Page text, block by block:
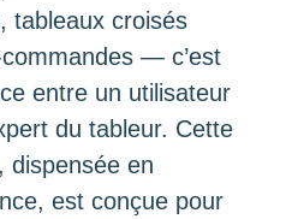
tableaux croisés
— c’est
entre un utilisateur
du tableur. Cette
dispensée en
est conçue pour